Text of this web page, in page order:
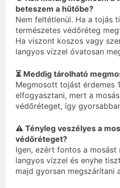
beteszem a hűtőbe?
Nem feltétlenül. Ha a tojás
természetes védőréteg
Ha viszont koszos vagy
langyos vízzel óvatosan
⏳ Meddig tárolható
Megmosott tojást érdemes
elfogyasztani, mert a
védőréteget, így
⚠️ Tényleg veszélyes a
védőréteget?
Igen, ezért fontos a mosást
langyos vízzel és enyhe
majd gyorsan megszárítani